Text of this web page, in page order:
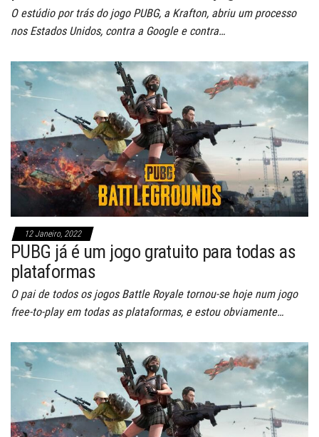
O estúdio por trás do jogo PUBG, a Krafton, abriu um processo
nos Estados Unidos, contra a Google e contra…
12 Janeiro, 2022
PUBG já é um jogo gratuito para todas as
plataformas
O pai de todos os jogos Battle Royale tornou-se hoje num jogo
free-to-play em todas as plataformas, e estou obviamente…